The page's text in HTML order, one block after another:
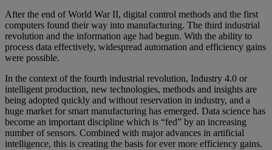
After the end of World War II, digital control methods and the first
computers found their way into manufacturing. The third industrial
revolution and the information age had begun. With the ability to
process data effectively, widespread automation and efficiency gains
were possible.
In the context of the fourth industrial revolution, Industry 4.0 or
intelligent production, new technologies, methods and insights are
being adopted quickly and without reservation in industry, and a
huge market for smart manufacturing has emerged. Data science has
become an important discipline which is “fed” by an increasing
number of sensors. Combined with major advances in artificial
intelligence, this is creating the basis for ever more efficiency gains.